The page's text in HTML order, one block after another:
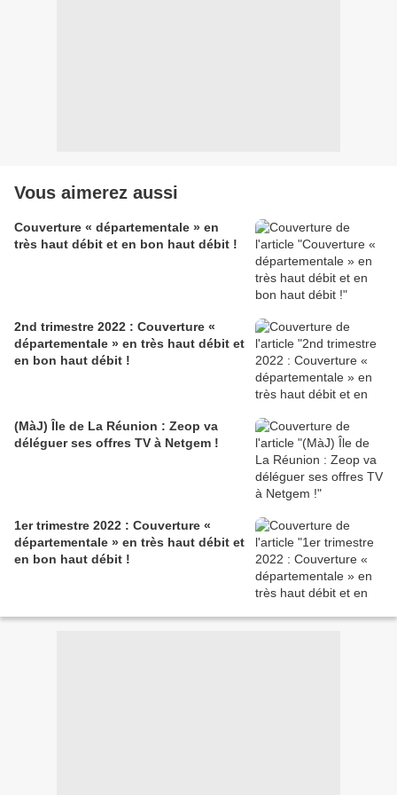
Vous aimerez aussi
Couverture « départementale » en
très haut débit et en bon haut débit !
2nd trimestre 2022 : Couverture «
départementale » en très haut débit et
en bon haut débit !
(MàJ) Île de La Réunion : Zeop va
déléguer ses offres TV à Netgem !
1er trimestre 2022 : Couverture «
départementale » en très haut débit et
en bon haut débit !